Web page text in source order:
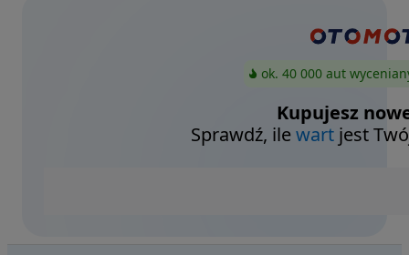
ok. 40 000 aut
Kupujesz
Sprawdź, ilewart jest